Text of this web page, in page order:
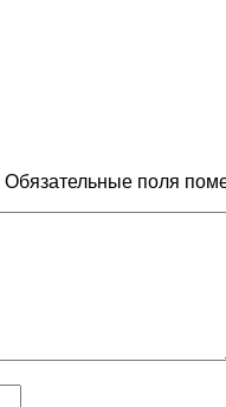
Обязательные поля